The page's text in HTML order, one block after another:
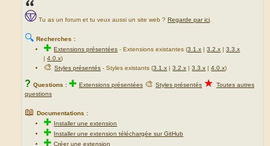
Tu as un forum et tu veux aussi un site web ? Regarde par ici.
🔍 Recherches :
✚Extensions présentées -Extensions existantes (3.1.x |3.2.x |3.3.x
|4.0.x)
🎨Styles présentés - Styles existants (3.1.x |3.2.x |3.3.x |4.0.x)
? Questions : ✚ Extensions présentées 🎨 Styles présentés ★ Toutes autres
questions
📖 Documentations :
✚ Installer une extension
✚ Installer une extension téléchargée sur GitHub
✚Créer une extension